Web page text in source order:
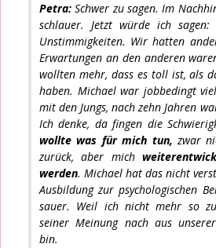
Petra: Schwer zu sagen. Im
schlauer. Jetzt würde ich
Unstimmigkeiten. Wir hatten
Erwartungen an den anderen
wollten mehr, dass es toll ist, als
haben. Michael war jobbedingt
mit den Jungs, nach zehn Jahren
Ich denke, da fingen die
wollte was für mich tun, zwar
zurück, aber mich
werden. Michael hat das nicht
Ausbildung zur psychologischen
sauer. Weil ich nicht mehr so
seiner Meinung nach aus
bin.